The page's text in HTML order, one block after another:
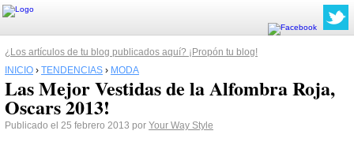
¿Los artículos de tu blog publicados aquí? ¡Propón tu blog!
INICIO › TENDENCIAS › MODA
Las Mejor Vestidas de la Alfombra Roja,
Oscars 2013!
Publicado el 25 febrero 2013 por Your Way Style